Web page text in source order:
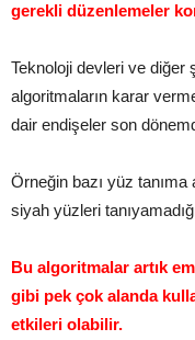
gerekli düzenlemeler
Teknoloji devleri ve diğer
algoritmaların karar
dair endişeler son
Örneğin bazı yüz tanıma
siyah yüzleri
Bu algoritmalar artık
gibi pek çok alanda
etkileri olabilir.